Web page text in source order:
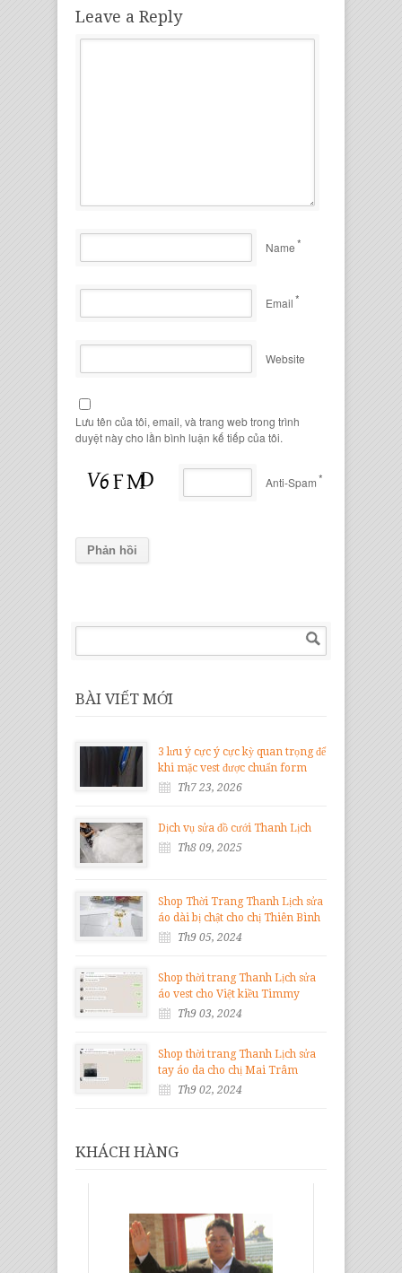
Leave a Reply
Name*
Email*
Website
Lưu tên của tôi, email, và trang web trong trình
duyệt này cho lần bình luận kế tiếp của tôi.
Anti-Spam*
BÀI VIẾT MỚI
3 lưu ý cực ý cực kỳ quan trọng để
khi mặc vest được chuẩn form
Th7 23, 2026
Dịch vụ sửa đồ cưới Thanh Lịch
Th8 09, 2025
Shop Thời Trang Thanh Lịch sửa
áo dài bị chật cho chị Thiên Bình
Th9 05, 2024
Shop thời trang Thanh Lịch sửa
áo vest cho Việt kiều Timmy
Th9 03, 2024
Shop thời trang Thanh Lịch sửa
tay áo da cho chị Mai Trâm
Th9 02, 2024
KHÁCH HÀNG